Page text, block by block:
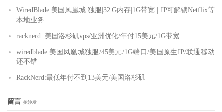
WiredBlade:美国凤凰城|独服|32 G内存|1G带宽 | IP可解锁Netflix等
本地业务
racknerd: 美国洛杉矶vps/亚洲优化/年付15美元/1G带宽
wiredblade:美国凤凰城独服/45美元/1G端口/美国原生IP/联通移动
还不错
RackNerd:最低年付不到13美元/美国洛杉矶
留言 抢沙发